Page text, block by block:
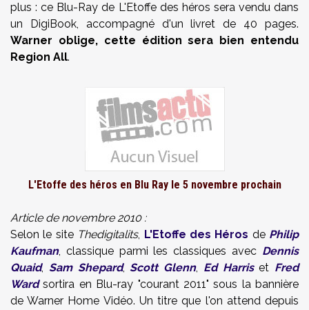
plus : ce Blu-Ray de L'Etoffe des héros sera vendu dans
un DigiBook, accompagné d'un livret de 40 pages.
Warner oblige, cette édition sera bien entendu
Region All.
L'Etoffe des héros en Blu Ray le 5 novembre prochain
Article de novembre 2010 :
Selon le site Thedigitalits, L'Etoffe des Héros de Philip
Kaufman, classique parmi les classiques avec Dennis
Quaid, Sam Shepard,Scott Glenn, Ed Harriset Fred
Wardsortira en Blu-ray "courant 2011" sous la bannière
de Warner Home Vidéo. Un titre que l'on attend depuis